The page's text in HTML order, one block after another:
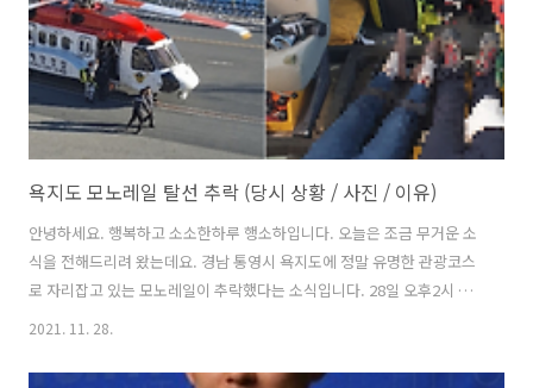
국 에서 발견되고 있..
욕지도 모노레일 탈선 추락 (당시 상황 / 사진 / 이유)
안녕하세요. 행복하고 소소한하루 행소하입니다. 오늘은 조금 무거운 소
식을 전해드리려 왔는데요. 경남 통영시 욕지도에 정말 유명한 관광코스
로 자리잡고 있는 모노레일이 추락했다는 소식입니다. 28일 오후2시 모
노레일이 관광을 마치고 승강장으로 들어 오던중에 탈선하는 사고가 발
했습니다. 모노레일 탈선 탑승 인원과 부상정도는? 모노레일이 탈선하면
2021. 11. 28.